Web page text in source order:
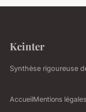
Kcinter
Synthèse rigoureuse
AccueilMentions légales